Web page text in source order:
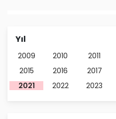
Yıl
2009 2010 2011
2015
2016 2017
2021
2022 2023